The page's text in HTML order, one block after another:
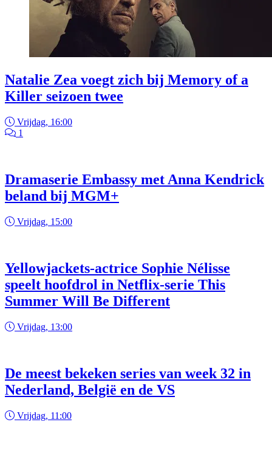
Natalie Zea voegt zich bij Memory of a
Killer seizoen twee
Vrijdag, 16:00
1
Dramaserie Embassy met Anna Kendrick
beland bij MGM+
Vrijdag, 15:00
Yellowjackets-actrice Sophie Nélisse
speelt hoofdrol in Netflix-serie This
Summer Will Be Different
Vrijdag, 13:00
De meest bekeken series van week 32 in
Nederland, België en de VS
Vrijdag, 11:00